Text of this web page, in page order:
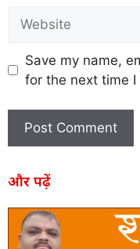
Save my name,
for the next time I
और पढ़ें